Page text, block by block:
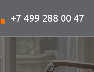
+7 499 288 00 47